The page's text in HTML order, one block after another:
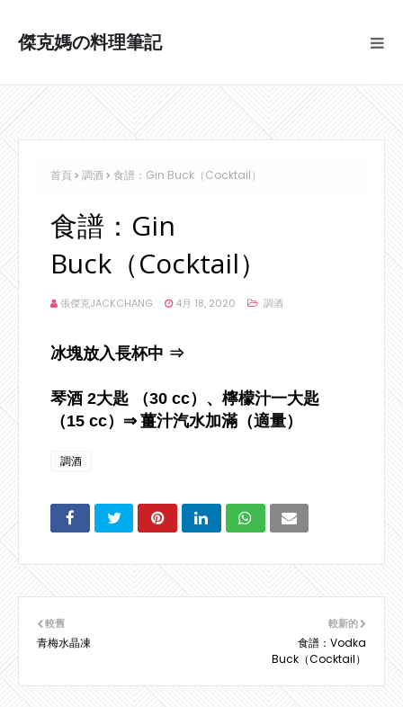
傑克媽の料理筆記
首頁 調酒 食譜：Gin Buck（Cocktail）
食譜：Gin
Buck（Cocktail）
張傑克JACKCHANG 4月 18, 2020 調酒
冰塊放入長杯中 ⇒
琴酒 2大匙 （30 cc）、檸檬汁一大匙
（15 cc） ⇒ 薑汁汽水加滿（適量）
調酒
較新的
食譜：Vodka
Buck（Cocktail）
較舊
青梅水晶凍